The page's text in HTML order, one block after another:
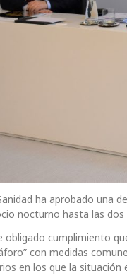
ha aprobado una
ocio nocturno hasta las
obligado cumplimiento
con medidas
en los que la situación